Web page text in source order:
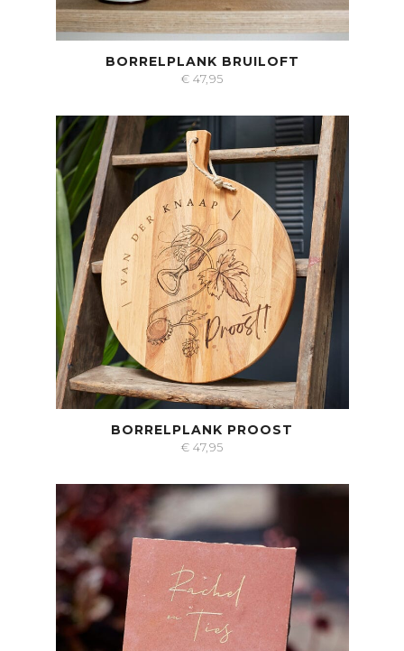
BORRELPLANK BRUILOFT
€ 47,95
BORRELPLANK PROOST
€ 47,95